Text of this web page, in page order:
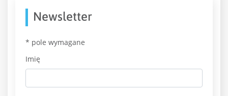
Newsletter
* pole wymagane
Imię